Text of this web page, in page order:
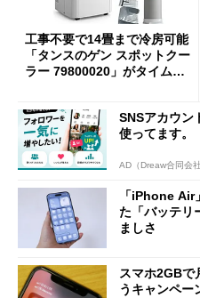
工事不要で14畳まで冷房可能
「タンスのゲン スポットクー
ラー 79800020」がタイムセ
SNSアカウン
使ってます。
AD（Dreaw合同会社
「iPhone Air
た「バッテリ
ましさ
スマホ2GBで
うキャンペー